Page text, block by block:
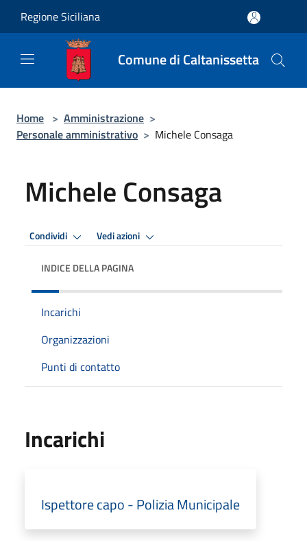
Regione Siciliana
Comune di Caltanissetta
Home > Amministrazione >
Personale amministrativo > Michele Consaga
Michele Consaga
Condividi Vedi azioni
INDICE DELLA PAGINA
Incarichi
Organizzazioni
Punti di contatto
Incarichi
Ispettore capo - Polizia Municipale